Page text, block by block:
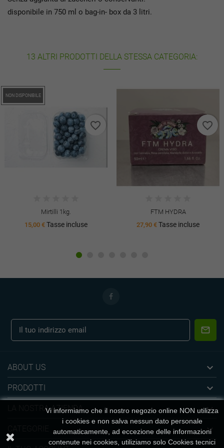
disponibile in 750 ml o bag-in- box da 3 litri.
13 ALTRI PRODOTTI DELLA STESSA CATEGORIA:
FTM HYDRA
27,90 € Tasse incluse
favorite_border
FTM CBD OIL
30,00 € Tasse incluse
favorite_border
ABOUT US 
PRODOTTI 
LA NOSTRA AZIENDA 

Vi informiamo che il nostro negozio online NON utilizza
i cookies e non salva nessun dato personale
automaticamente, ad eccezione delle informazioni
contenute nei cookies, utiliziamo solo Cookies tecnici